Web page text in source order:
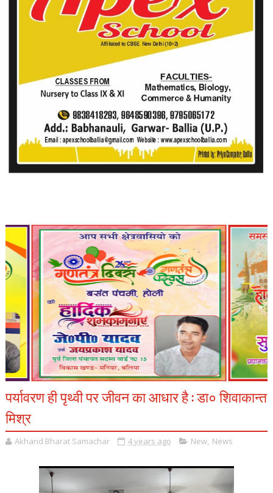
पर्यावरण ही पृथ्वी पर जीवन का आधार है : डा० शिवाकान्त
मिश्र
Akhand Bharat Samachar 4 years ago New, News